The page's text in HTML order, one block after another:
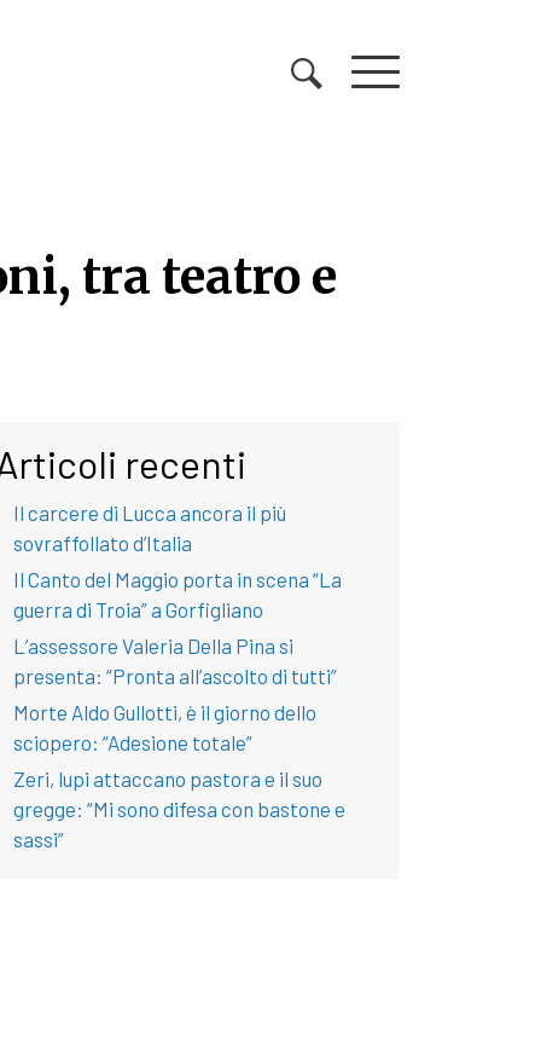
tra teatro e
tra teatro e
recenti
Il carcere di Lucca ancora il più
sovraffollato d’Italia
Il Canto del Maggio porta in scena “La
guerra di Troia” a Gorfigliano
L’assessore Valeria Della Pina si
presenta: “Pronta all’ascolto di tutti”
Morte Aldo Gullotti, è il giorno dello
sciopero: “Adesione totale”
Zeri, lupi attaccano pastora e il suo
gregge: “Mi sono difesa con bastone e
sassi”